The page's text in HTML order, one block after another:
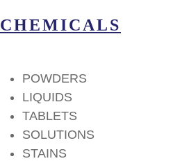
CHEMICALS
POWDERS
LIQUIDS
TABLETS
SOLUTIONS
STAINS